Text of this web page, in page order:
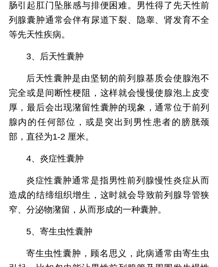
肠引起肛门坠胀感与排便困难。男性得了先天性前
列腺囊肿通常会伴有尿道下裂、隐睾、肾发育不全
等先天性疾病。
3、后天性囊肿
后天性囊肿是由坚韧的前列腺基质会使腺泡不
完全或是间断性梗阻，这样就会慢慢使腺泡上皮变
厚，最后会出现潴留性囊肿的现象，通常位于前列
腺内的任何部位，或是突出到男性患者的膀胱颈
部，直径为1-2 厘米。
4、炎症性囊肿
炎症性囊肿通常是指男性前列腺慢性炎症从而
造成的结缔组织增生，这时就会导致前列腺导管狭
窄、分泌物潴留，从而形成的一种囊肿。
5、寄生虫性囊肿
寄生虫性囊肿，顾名思义，此病通常由寄生虫